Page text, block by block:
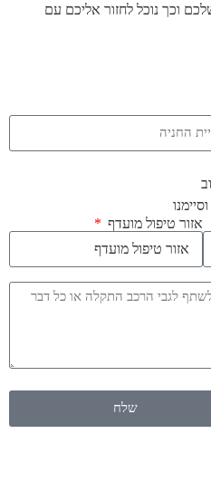
וכך נוכל לחזור אליכם עם
אזור טיפול מועדף
שלח